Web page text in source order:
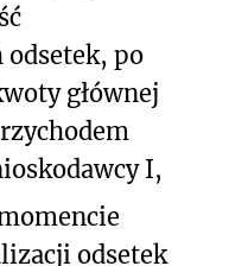
po
głównej
I,
odsetek